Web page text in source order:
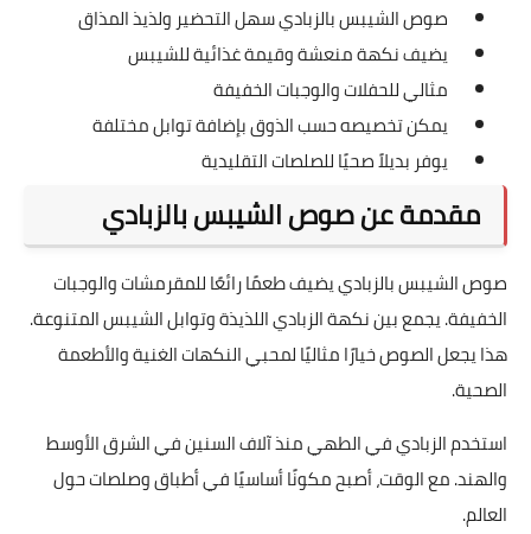
صوص الشيبس بالزبادي سهل التحضير ولذيذ المذاق
يضيف نكهة منعشة وقيمة غذائية للشيبس
مثالي للحفلات والوجبات الخفيفة
يمكن تخصيصه حسب الذوق بإضافة توابل مختلفة
يوفر بديلاً صحيًا للصلصات التقليدية
مقدمة عن صوص الشيبس بالزبادي
صوص الشيبس بالزبادي يضيف طعمًا رائعًا للمقرمشات والوجبات
الخفيفة. يجمع بين نكهة الزبادي اللذيذة وتوابل الشيبس المتنوعة.
هذا يجعل الصوص خيارًا مثاليًا لمحبي النكهات الغنية والأطعمة
الصحية.
استخدم الزبادي في الطهي منذ آلاف السنين في الشرق الأوسط
والهند. مع الوقت، أصبح مكونًا أساسيًا في أطباق وصلصات حول
العالم.